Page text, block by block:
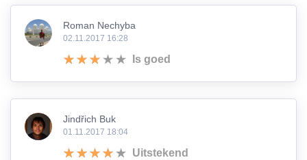
Roman Nechyba
02.11.2017 16:28
Is goed
Jindřich Buk
01.11.2017 18:04
Uitstekend